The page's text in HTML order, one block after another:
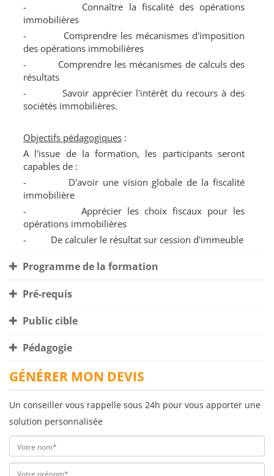
- Connaître la fiscalité des opérations
immobilières
- Comprendre les mécanismes d'imposition
des opérations immobilières
- Comprendre les mécanismes de calculs des
résultats
- Savoir apprécier l'intérêt du recours à des
sociétés immobilières.
Objectifs pédagogiques :
A l'issue de la formation, les participants seront
capables de :
- D'avoir une vision globale de la fiscalité
immobilière
- Apprécier les choix fiscaux pour les
opérations immobilières
- De calculer le résultat sur cession d'immeuble
Programme de la formation
Pré-requis
Public cible
Pédagogie
GÉNÉRER MON DEVIS
Un conseiller vous rappelle sous 24h pour vous apporter une
solution personnalisée